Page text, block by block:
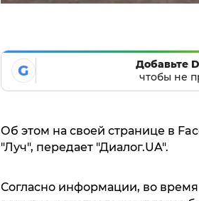
G
Добавьте
чтобы не
Об этом на своей странице в
"Луч", передает "Диалог.UA".
Согласно информации, во